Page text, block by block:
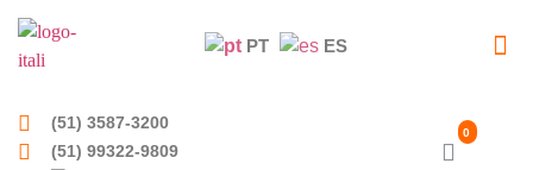
PT ES
(51) 3587-3200
(51) 99322-9809